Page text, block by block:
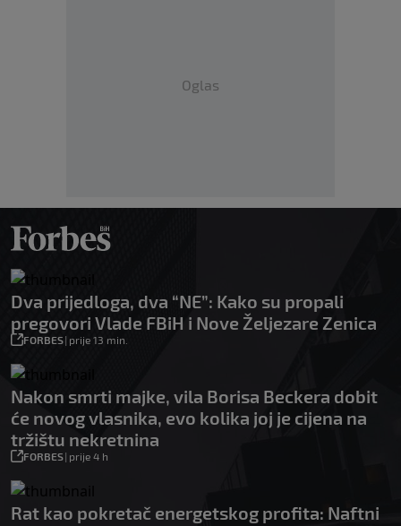
Oglas
Dva prijedloga, dva “NE”: Kako su propali
pregovori Vlade FBiH i Nove Željezare Zenica
FORBES| prije 13 min.
Nakon smrti majke, vila Borisa Beckera dobit
će novog vlasnika, evo kolika joj je cijena na
tržištu nekretnina
FORBES| prije 4 h
Rat kao pokretač energetskog profita: Naftni